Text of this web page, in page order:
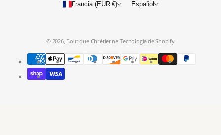
Francia (EUR €) Español
© 2026, Boutique Chrétienne Tecnología de Shopify
Métodos